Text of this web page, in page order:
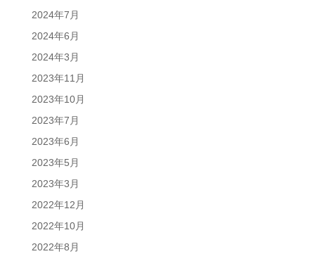
2024年7月
2024年6月
2024年3月
2023年11月
2023年10月
2023年7月
2023年6月
2023年5月
2023年3月
2022年12月
2022年10月
2022年8月